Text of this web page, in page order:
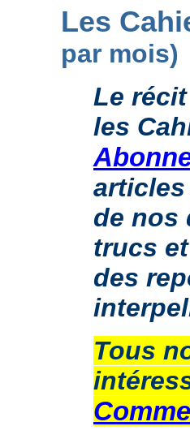
Les
par mois)
Le
les
de nos
trucs
des
Tous